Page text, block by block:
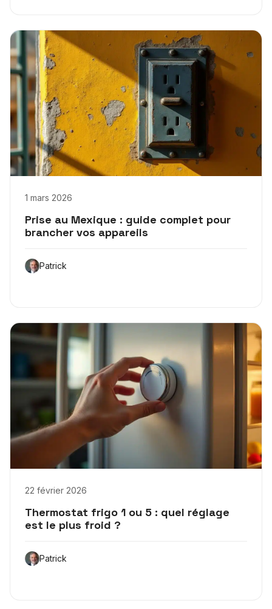
1 mars 2026
Prise au Mexique : guide complet pour
brancher vos appareils
Patrick
22 février 2026
Thermostat frigo 1 ou 5 : quel réglage
est le plus froid ?
Patrick